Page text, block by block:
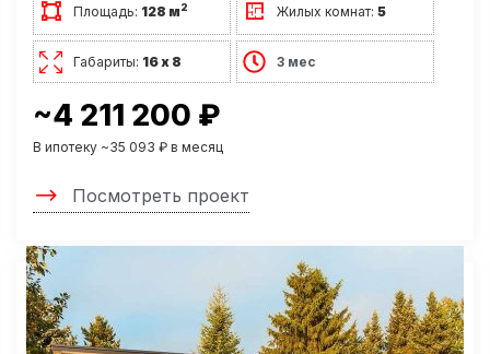
Площадь: 128 м2 Жилых комнат:5
Габариты: 16 х 8 3 мес
~4 211 200 ₽
В ипотеку ~35 093 ₽ в месяц
Посмотреть проект